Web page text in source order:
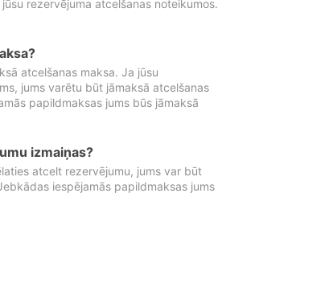
rezervējuma atcelšanas noteikumos.
atcelšanas maksa. Ja jūsu
jums varētu būt jāmaksā atcelšanas
papildmaksas jums būs jāmaksā
izmaiņas?
atcelt rezervējumu, jums var būt
iespējamās papildmaksas jums